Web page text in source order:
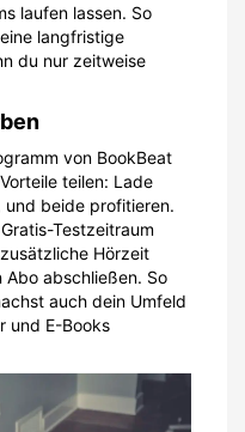
laufen lassen. So
langfristige
du nur zeitweise
von BookBeat
teilen: Lade
und beide profitieren.
Testzeitraum
Hörzeit
abschließen. So
auch dein Umfeld
und E-Books